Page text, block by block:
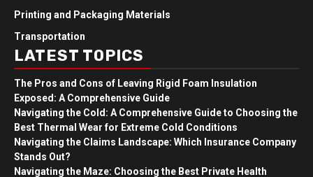
Printing and Packaging Materials
Transportation
LATEST TOPICS
The Pros and Cons of Leaving Rigid Foam Insulation
Exposed: A Comprehensive Guide
Navigating the Cold: A Comprehensive Guide to Choosing the
Best Thermal Wear for Extreme Cold Conditions
Navigating the Claims Landscape: Which Insurance Company
Stands Out?
Navigating the Maze: Choosing the Best Private Health